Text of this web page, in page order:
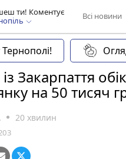
ти! Коментує
Всі новини
Закарпаття
на 50 тисяч
20 хвилин